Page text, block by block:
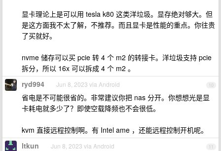
显卡理论上是可以用 tesla k80 这类洋垃圾。显存绝对够大。但
是这方面我不太了解，不推荐。而且显卡是性能的重点。你往贵
了买就好。
nvme 储存可以买 pcie 转 4 个 m2 的转接卡。洋垃圾支持 pcie
拆分，所以 16x 可以拆成 4 个 m2 。
10
ryd994 Jun 8, 2023 via Android
省电是不可能很省的。非常建议你把 nas 分开。你想想光是显
卡耗电就多少了？即使空载降频也不会很低。
kvm 直接远程控制啊。有 Intel ame ，还能远程控制开机呢。
11
ltkun Jun 8, 2023 via Android